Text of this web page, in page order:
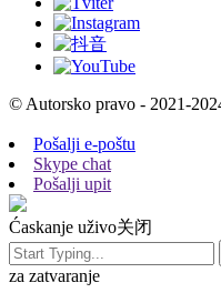
© Autorsko pravo - 2021-
Pošalji e-poštu
Skype chat
Pošalji upit
Ćaskanje uživo关闭
za zatvaranje